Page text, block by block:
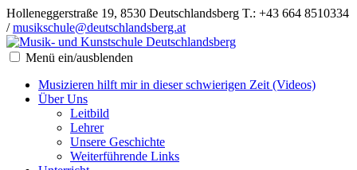
Holleneggerstraße 19, 8530 Deutschlandsberg T.: +43 664 8510334
/musikschule@deutschlandsberg.at
Menü ein/ausblenden
Musizieren hilft mir in dieser schwierigen Zeit (Videos)
Über Uns
Leitbild
Lehrer
Unsere Geschichte
Weiterführende Links